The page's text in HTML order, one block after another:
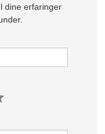
dine erfaringer